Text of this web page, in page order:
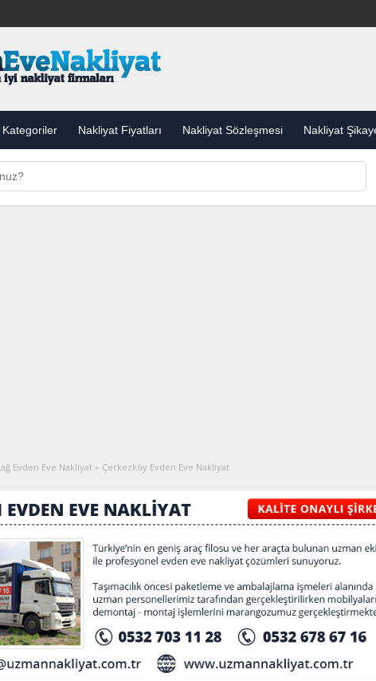
Kategoriler Nakliyat Fiyatları Nakliyat Sözleşmesi Nakliyat
Evden Eve Nakliyat » Çerkezköy Evden Eve Nakliyat